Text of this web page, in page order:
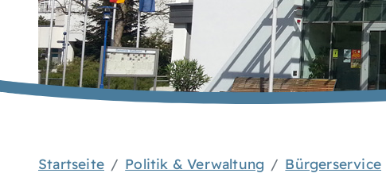
Startseite Politik & Verwaltung Bürgerservice